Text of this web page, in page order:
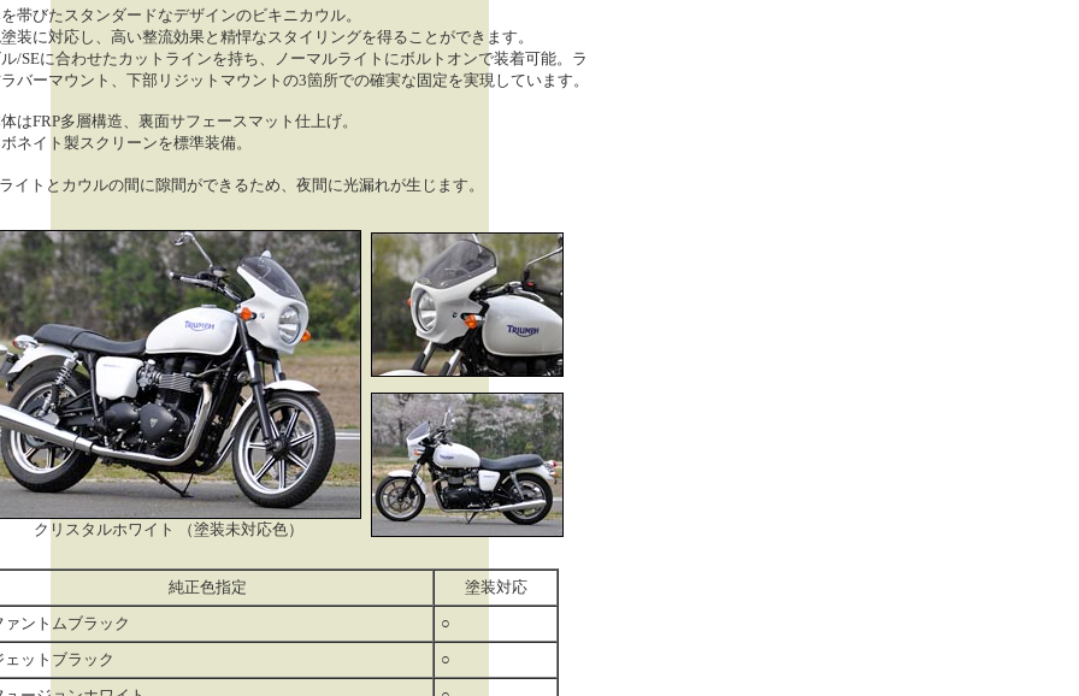
帯びたスタンダードなデザインのビキニカウル。
装に対応し、高い整流効果と精悍なスタイリングを得ることができます。
/SEに合わせたカットラインを持ち、ノーマルライトにボルトオンで装着可能。ラ
バーマウント、下部リジットマウントの3箇所での確実な固定を実現しています。
はFRP多層構造、裏面サフェースマット仕上げ。
ネイト製スクリーンを標準装備。
イトとカウルの間に隙間ができるため、夜間に光漏れが生じます。
クリスタルホワイト （塗装未対応色）
純正色指定
塗装対応
ァントムブラック
○
ェットブラック
○